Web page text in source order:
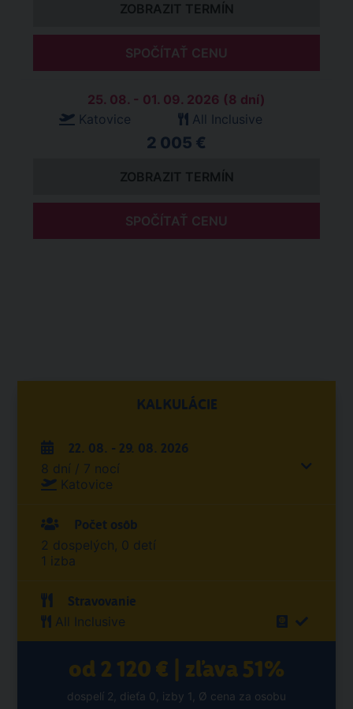
ZOBRAZIT TERMÍN
SPOČÍTAŤ CENU
25. 08. - 01. 09. 2026 (8 dní)
Katovice
All Inclusive
2 005 €
ZOBRAZIT TERMÍN
SPOČÍTAŤ CENU
KALKULÁCIE
22. 08. - 29. 08. 2026
8 dní / 7 nocí
Katovice
Počet osôb
2 dospelých, 0 detí
1 izba
Stravovanie
All Inclusive
od 2 120 € | zľava 51%
dospelí 2, dieťa 0, izby 1, Ø cena za osobu